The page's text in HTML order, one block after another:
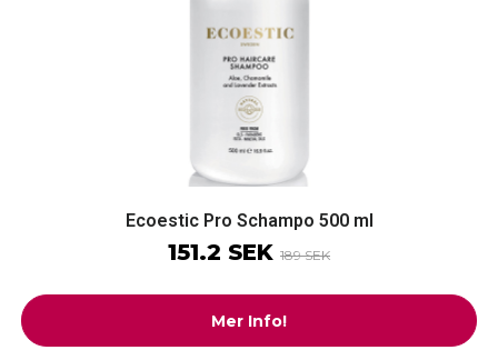
Ecoestic Pro Schampo 500 ml
151.2 SEK 189 SEK
Mer Info!